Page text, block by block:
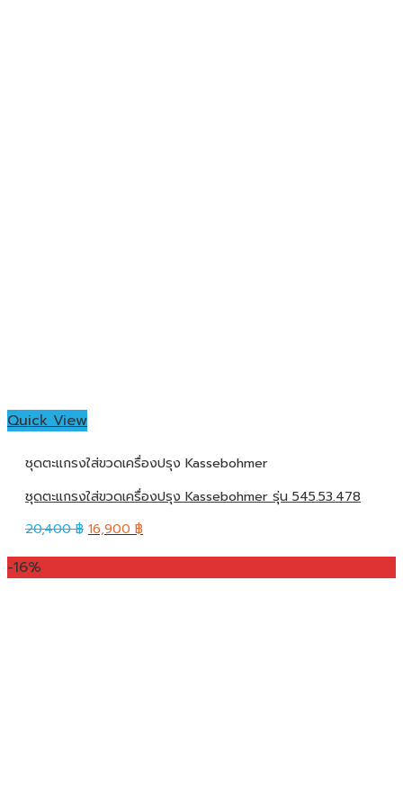
Quick View
ชุดตะแกรงใส่ขวดเครื่องปรุง Kassebohmer
ชุดตะแกรงใส่ขวดเครื่องปรุง Kassebohmer รุ่น 545.53.478
20,400฿ 16,900 ฿
-16%